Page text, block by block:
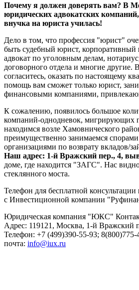
Почему я должен доверять вам? В
юридических адвокатских
внучка на юриста училась!
Дело в том, что профессия "юрист"
быть судебный юрист,
адвокат по уголовным делам,
договорного отдела и многие другие.
согласитесь, оказать по настоящему
помощь вам сможет только юрист,
финансовыми компаниями,
К сожалению, появилось большое
компаний-однодневок,
находимся возле Хамовнического
преимущественно занимаемся
организациями по возврату вкладов/
Наш адрес: 1-й Вражский пер., 4,
доме, где находится "ЗАГС". Нас
стеклянного моста.
Телефон для бесплатной консультации
с Инвестиционной компании "
Юридическая компания "ЮКС"
Адрес: 119121, Москва, 1-й Вражский
Телефон: +7 (499)390-55-93;
почта: info@iux.ru